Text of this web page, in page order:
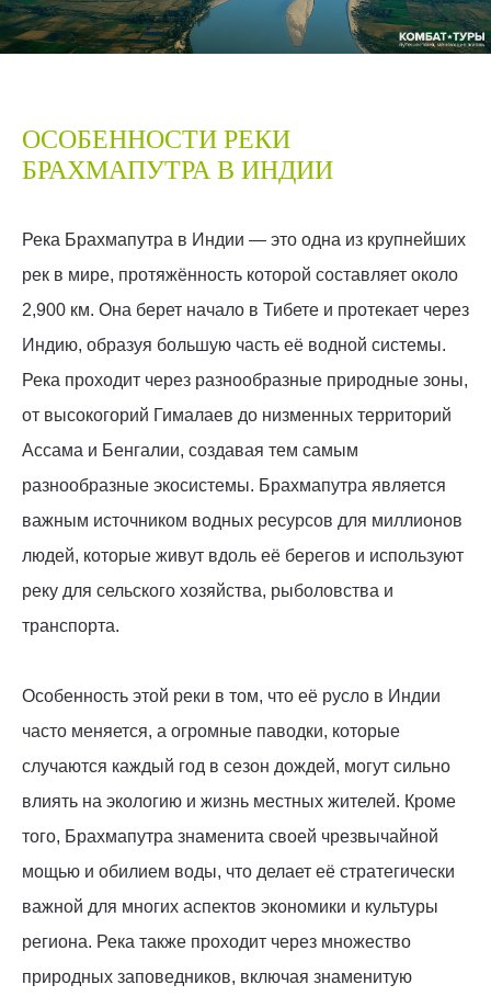
ОСОБЕННОСТИ РЕКИ
БРАХМАПУТРА В ИНДИИ
Река Брахмапутра в Индии — это одна из крупнейших
рек в мире, протяжённость которой составляет около
2,900 км. Она берет начало в Тибете и протекает через
Индию, образуя большую часть её водной системы.
Река проходит через разнообразные природные зоны,
от высокогорий Гималаев до низменных территорий
Ассама и Бенгалии, создавая тем самым
разнообразные экосистемы. Брахмапутра является
важным источником водных ресурсов для миллионов
людей, которые живут вдоль её берегов и используют
реку для сельского хозяйства, рыболовства и
транспорта.
Особенность этой реки в том, что её русло в Индии
часто меняется, а огромные паводки, которые
случаются каждый год в сезон дождей, могут сильно
влиять на экологию и жизнь местных жителей. Кроме
того, Брахмапутра знаменита своей чрезвычайной
мощью и обилием воды, что делает её стратегически
важной для многих аспектов экономики и культуры
региона. Река также проходит через множество
природных заповедников, включая знаменитую